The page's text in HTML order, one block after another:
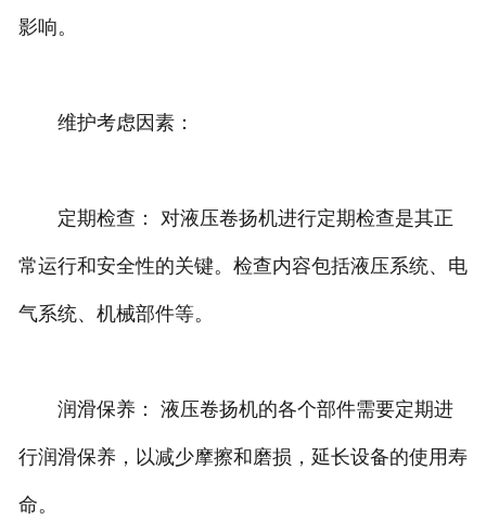
影响。
维护考虑因素：
定期检查： 对液压卷扬机进行定期检查是其正
常运行和安全性的关键。检查内容包括液压系统、电
气系统、机械部件等。
润滑保养： 液压卷扬机的各个部件需要定期进
行润滑保养，以减少摩擦和磨损，延长设备的使用寿
命。